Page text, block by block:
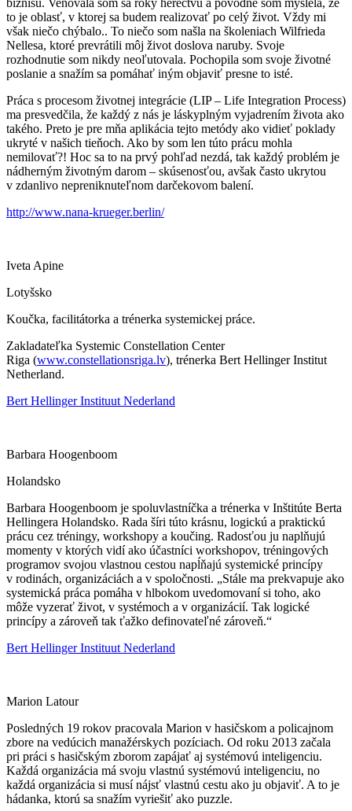
to je oblasť, v ktorej sa budem realizovať po celý život. Vždy mi
však niečo chýbalo.. To niečo som našla na školeniach Wilfrieda
Nellesa, ktoré prevrátili môj život doslova naruby. Svoje
rozhodnutie som nikdy neoľutovala. Pochopila som svoje životné
poslanie a snažím sa pomáhať iným objaviť presne to isté.
Práca s procesom životnej integrácie (LIP – Life Integration Process)
ma presvedčila, že každý z nás je láskyplným vyjadrením života ako
takého. Preto je pre mňa aplikácia tejto metódy ako vidieť poklady
ukryté v našich tieňoch. Ako by som len túto prácu mohla
nemilovať?! Hoc sa to na prvý pohľad nezdá, tak každý problém je
nádherným životným darom – skúsenosťou, avšak často ukrytou
v zdanlivo nepreniknuteľnom darčekovom balení.
http://www.nana-krueger.berlin/
Iveta Apine
Lotyšsko
Koučka, facilitátorka a trénerka systemickej práce.
Zakladateľka Systemic Constellation Center
Riga (www.constellationsriga.lv), trénerka Bert Hellinger Institut
Netherland.
Bert Hellinger Instituut Nederland
Barbara Hoogenboom
Holandsko
Barbara Hoogenboom je spoluvlastníčka a trénerka v Inštitúte Berta
Hellingera Holandsko. Rada šíri túto krásnu, logickú a praktickú
prácu cez tréningy, workshopy a koučing. Radosťou ju naplňujú
momenty v ktorých vidí ako účastníci workshopov, tréningových
programov svojou vlastnou cestou napĺňajú systemické princípy
v rodinách, organizáciách a v spoločnosti. „Stále ma prekvapuje ako
systemická práca pomáha v hlbokom uvedomovaní si toho, ako
môže vyzerať život, v systémoch a v organizácií. Tak logické
princípy a zároveň tak ťažko definovateľné zároveň.“
Bert Hellinger Instituut Nederland
Marion Latour
Posledných 19 rokov pracovala Marion v hasičskom a policajnom
zbore na vedúcich manažérskych pozíciach. Od roku 2013 začala
pri práci s hasičským zborom zapájať aj systémovú inteligenciu.
Každá organizácia má svoju vlastnú systémovú inteligenciu, no
každá organizácia si musí nájsť vlastnú cestu ako ju objaviť. A to je
hádanka, ktorú sa snažím vyriešiť ako puzzle.